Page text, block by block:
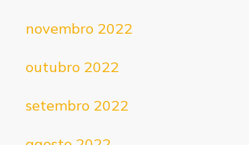
novembro 2022
outubro 2022
setembro 2022